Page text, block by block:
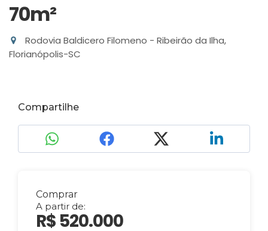
70m²
Rodovia Baldicero Filomeno - Ribeirão da Ilha,
Florianópolis-SC
Compartilhe
Comprar
A partir de:
R$ 520.000